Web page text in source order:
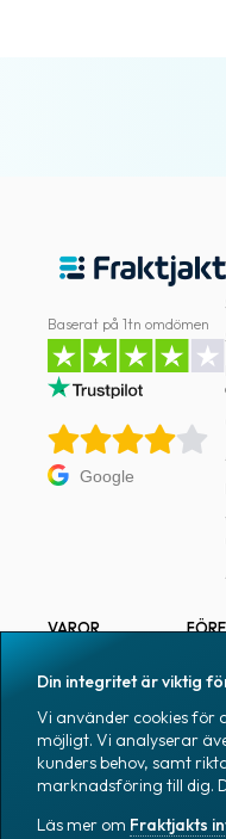
Baserat på 1tn omdömen
Google
VAROR
Märkning
Emballage
Emballagetillbehör
Kontorsvaror
Jobb
Blogg
Din integritet är viktig
Vi använder cookies för
möjligt. Vi analyserar
kunders behov, samt
marknadsföring till dig.
Läs mer om Fraktjakts